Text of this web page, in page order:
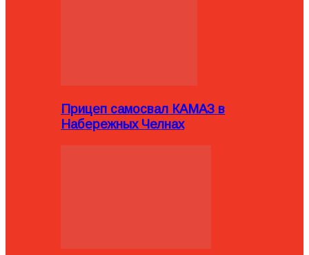
Прицеп самосвал КАМАЗ в
Набережных Челнах